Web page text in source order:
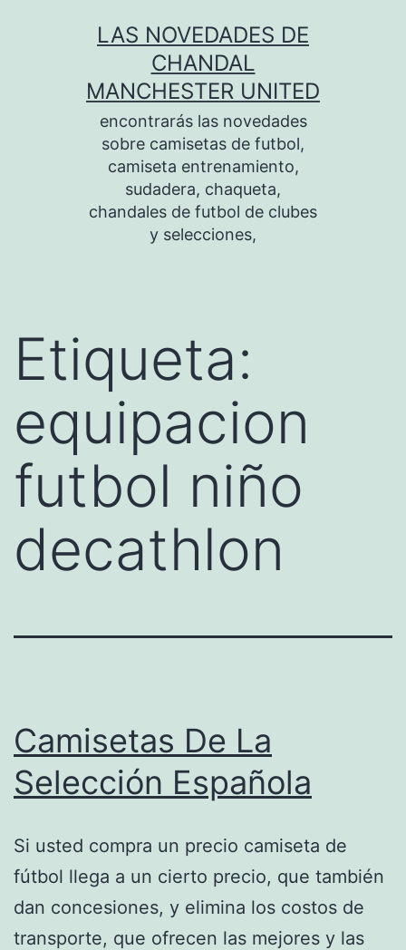
LAS NOVEDADES DE
CHANDAL
MANCHESTER UNITED
encontrarás las novedades
sobre camisetas de futbol,
camiseta entrenamiento,
sudadera, chaqueta,
chandales de futbol de clubes
y selecciones,
Etiqueta:
equipacion
futbol niño
decathlon
Camisetas De La
Selección Española
Si usted compra un precio camiseta de
fútbol llega a un cierto precio, que también
dan concesiones, y elimina los costos de
transporte, que ofrecen las mejores y las